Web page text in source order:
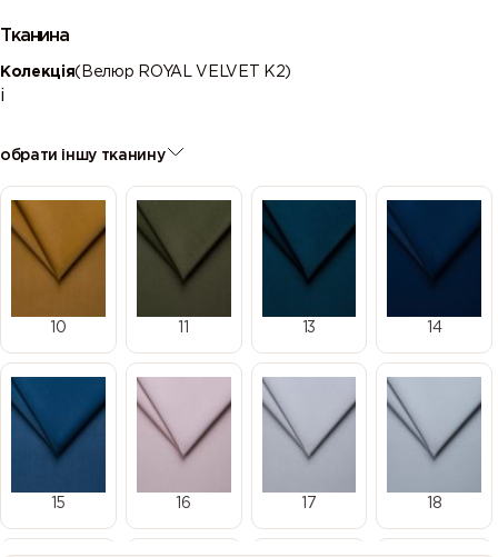
Тканина
Колекція(Велюр ROYAL VELVET К2)
і
обрати іншу тканину
10 13 14
15 16 17 18